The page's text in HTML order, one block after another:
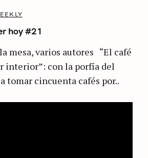
hoy #21
mesa, varios autores “El café
interior”: con la porfía del
tomar cincuenta cafés por..